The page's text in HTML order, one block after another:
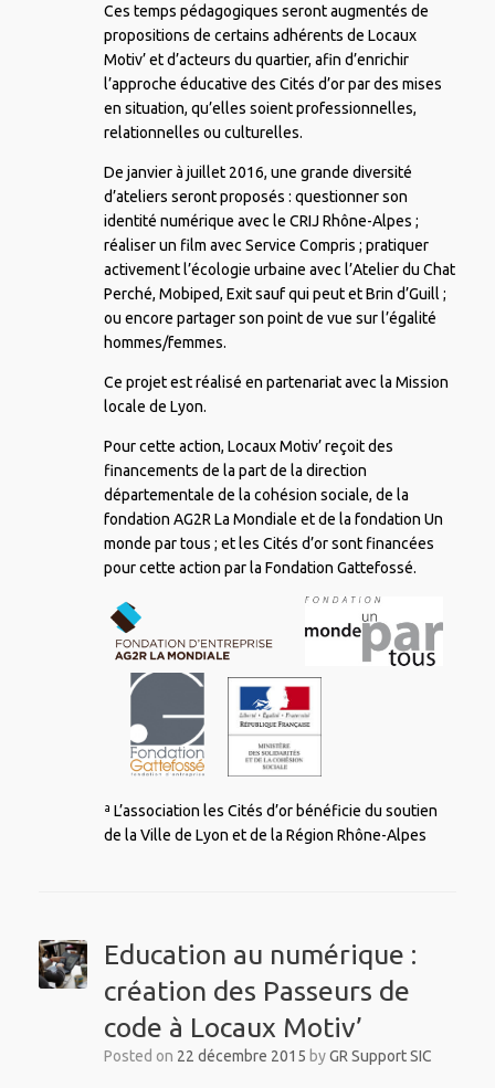
Ces temps pédagogiques seront augmentés de
propositions de certains adhérents de Locaux
Motiv’ et d’acteurs du quartier, afin d’enrichir
l’approche éducative des Cités d’or par des mises
en situation, qu’elles soient professionnelles,
relationnelles ou culturelles.
De janvier à juillet 2016, une grande diversité
d’ateliers seront proposés : questionner son
identité numérique avec le CRIJ Rhône-Alpes ;
réaliser un film avec Service Compris ; pratiquer
activement l’écologie urbaine avec l’Atelier du Chat
Perché, Mobiped, Exit sauf qui peut et Brin d’Guill ;
ou encore partager son point de vue sur l’égalité
hommes/femmes.
Ce projet est réalisé en partenariat avec la Mission
locale de Lyon.
Pour cette action, Locaux Motiv’ reçoit des
financements de la part de la direction
départementale de la cohésion sociale, de la
fondation AG2R La Mondiale et de la fondation Un
monde par tous ; et les Cités d’or sont financées
pour cette action par la Fondation Gattefossé.
ª L’association les Cités d’or bénéficie du soutien
de la Ville de Lyon et de la Région Rhône-Alpes
Education au numérique :
création des Passeurs de
code à Locaux Motiv’
Posted on 22 décembre 2015 byGR Support SIC